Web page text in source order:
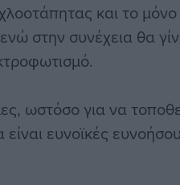
και το
στην συνέχεια θα
ωστόσο για να
ευνοϊκές